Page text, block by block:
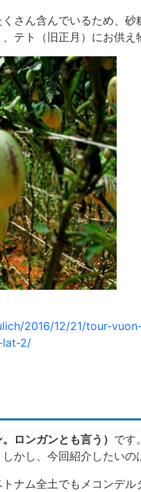
さん含んでいるため、
テト（旧正月）にお供え
2016/12/21/tour-
lat-2/
ロンガンとも言う） です
かし、今回紹介したいの
ナム全土でもメコンデ